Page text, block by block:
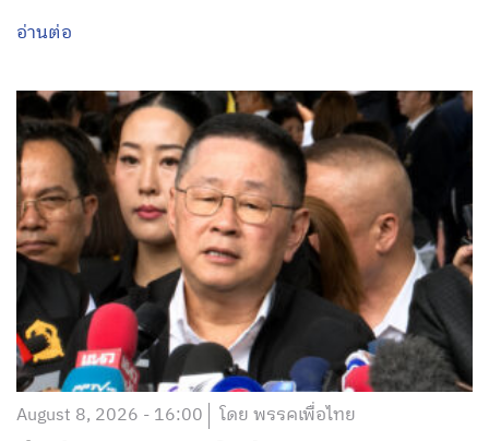
อ่านต่อ
August 8, 2026 - 16:00 โดย พรรคเพื่อไทย